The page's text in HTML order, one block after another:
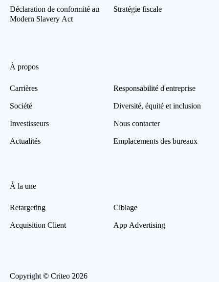
Déclaration de conformité au
Modern Slavery Act
Stratégie fiscale
À propos
Carrières
Société
Investisseurs
Actualités
Responsabilité d'entreprise
Diversité, équité et inclusion
Nous contacter
Emplacements des bureaux
À la une
Retargeting
Acquisition Client
Ciblage
App Advertising
Copyright © Criteo 2026